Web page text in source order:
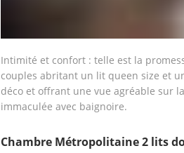
Intimité et confort : telle est la
couples abritant un lit queen size et
déco et offrant une vue agréable sur
immaculée avec baignoire.
Chambre Métropolitaine 2 lits